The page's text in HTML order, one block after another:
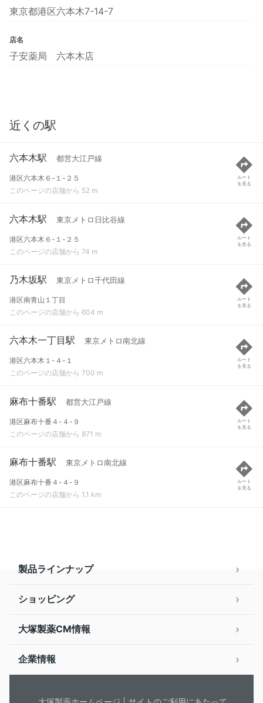
東京都港区六本木7-14-7
店名
子安薬局 六本木店
近くの駅
六本木駅 都営大江戸線
港区六本木６-１-２５
このページの店舗から 52 m
ルート
を見る
六本木駅 東京メトロ日比谷線
港区六本木６-１-２５
このページの店舗から 74 m
ルート
を見る
乃木坂駅 東京メトロ千代田線
港区南青山１丁目
このページの店舗から 604 m
ルート
を見る
六本木一丁目駅 東京メトロ南北線
港区六本木１-４-１
このページの店舗から 700 m
ルート
を見る
麻布十番駅 都営大江戸線
港区麻布十番４-４-９
このページの店舗から 871 m
ルート
を見る
麻布十番駅 東京メトロ南北線
港区麻布十番４-４-９
このページの店舗から 1.1 km
ルート
を見る
製品ラインナップ
ショッピング
大塚製薬CM情報
企業情報